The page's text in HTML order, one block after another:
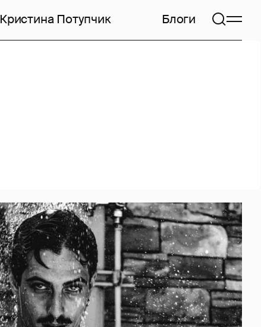
Кристина Потупчик Блоги